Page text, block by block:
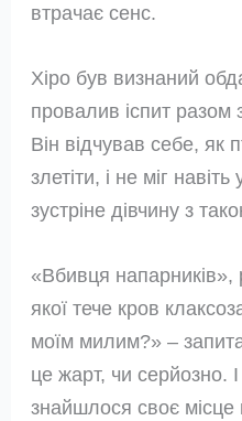
втрачає сенс.
Хіро був визнаний
провалив іспит
Він відчував себе,
злетіти, і не міг
зустріне дівчину з
«Вбивця напарників»,
якої тече кров
моїм милим?» –
це жарт, чи серйозно.
знайшлося своє місце